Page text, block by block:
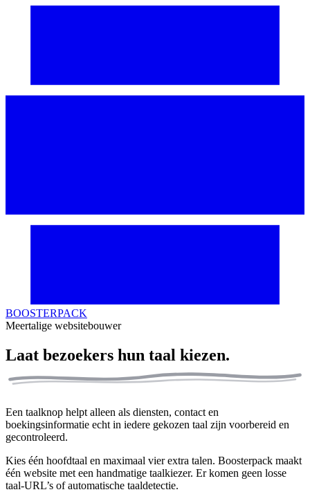
BOOSTERPACK
Meertalige websitebouwer
Laat bezoekers hun taal kiezen.
Een taalknop helpt alleen als diensten, contact en
boekingsinformatie echt in iedere gekozen taal zijn voorbereid en
gecontroleerd.
Kies één hoofdtaal en maximaal vier extra talen. Boosterpack maakt
één website met een handmatige taalkiezer. Er komen geen losse
taal-URL’s of automatische taaldetectie.